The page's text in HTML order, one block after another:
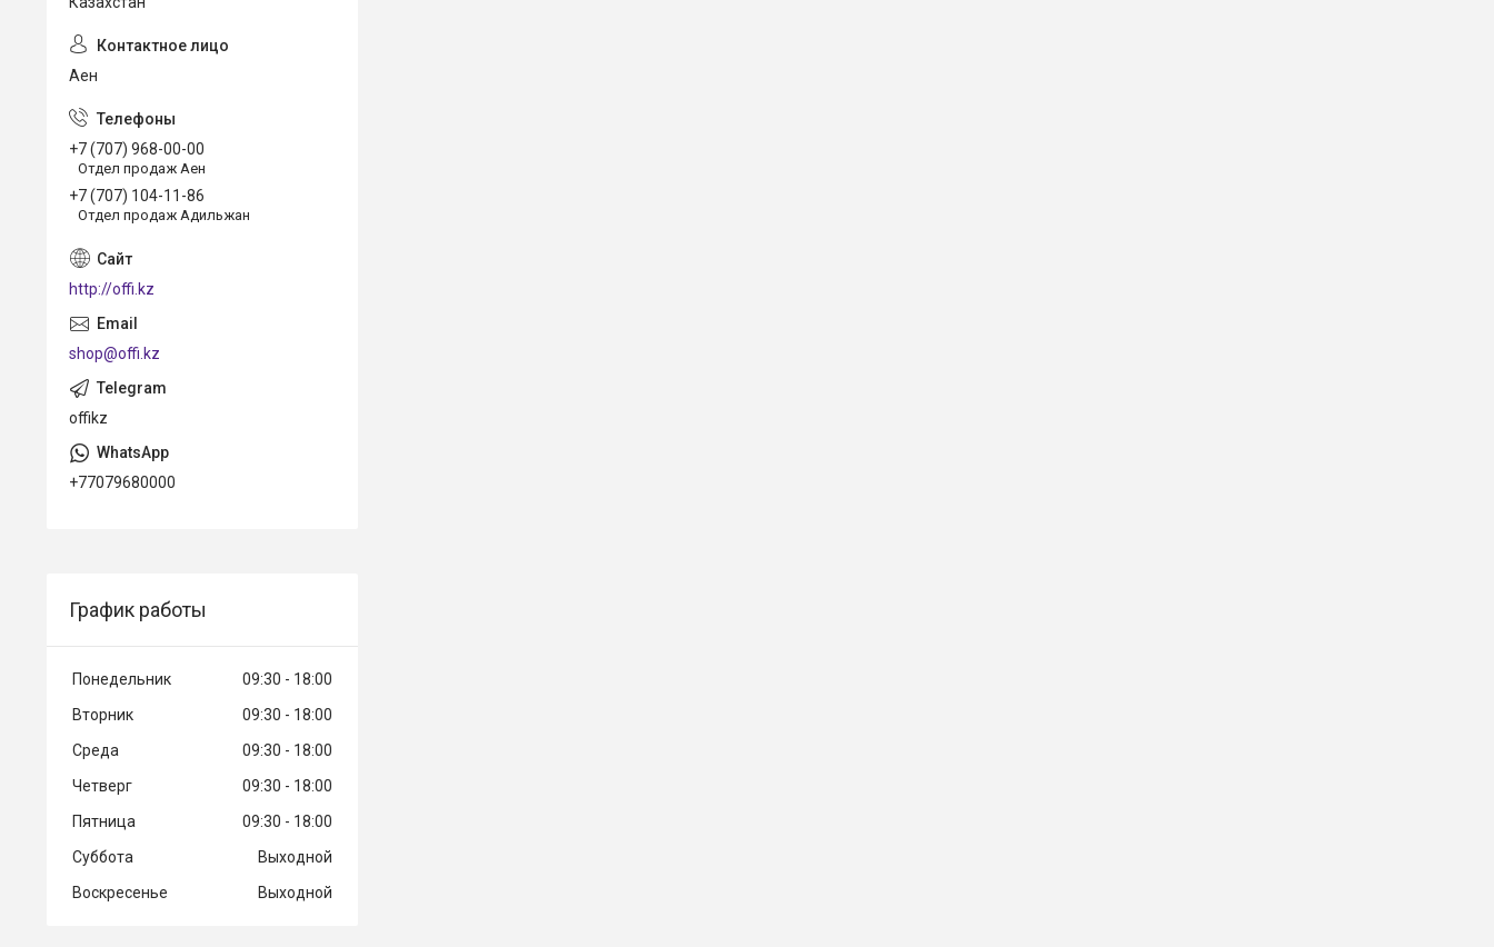
Аен
+7 (707) 968-00-00
Отдел продаж Аен
+7 (707) 104-11-86
Отдел продаж Адильжан
http://offi.kz
shop@offi.kz
offikz
+77079680000
График работы
Понедельник 09:30
18:00
Вторник
09:30
18:00
Среда
09:30
18:00
Четверг
09:30
18:00
Пятница
09:30
18:00
Суббота
Выходной
Воскресенье
Выходной